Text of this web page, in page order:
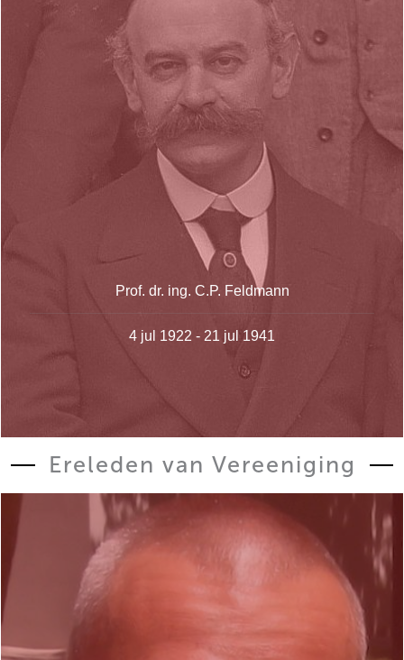
Prof. dr. ing. C.P. Feldmann
4 jul 1922 - 21 jul 1941
Ereleden van Vereeniging